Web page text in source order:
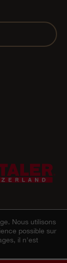
confidentialité
CGV
Nous utilisons
possible sur
il n'est